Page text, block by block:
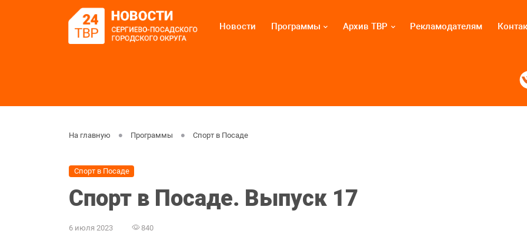
Новости Программы Архив ТВР Рекламодателям
На главную Программы Спорт в Посаде
Спорт в Посаде
Спорт в Посаде. Выпуск 17
6 июля 2023 840